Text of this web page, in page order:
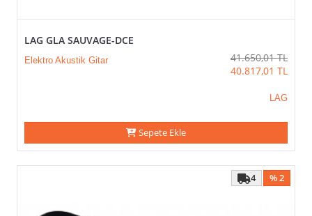
LAG GLA SAUVAGE-DCE
Elektro Akustik Gitar 41.650,01 TL
40.817,01 TL
LAG
Sepete Ekle
% 2
4